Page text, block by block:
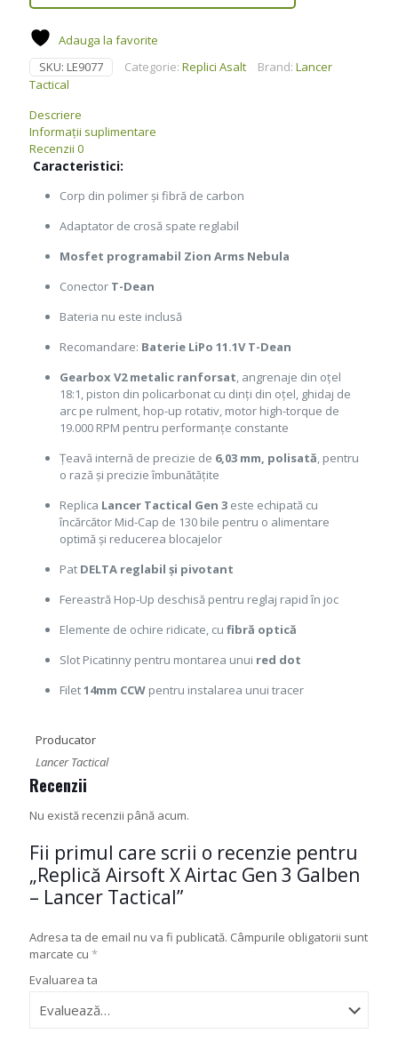
Adauga la favorite
SKU: LE9077 Categorie: Replici Asalt Brand: Lancer
Tactical
Descriere
Informații suplimentare
Recenzii 0
Caracteristici:
Corp din polimer și fibră de carbon
Adaptator de crosă spate reglabil
Mosfet programabil Zion Arms Nebula
Conector T-Dean
Bateria nu este inclusă
Recomandare: Baterie LiPo 11.1V T-Dean
Gearbox V2 metalic ranforsat, angrenaje din oțel
18:1, piston din policarbonat cu dinți din oțel, ghidaj de
arc pe rulment, hop-up rotativ, motor high-torque de
19.000 RPM pentru performanțe constante
Țeavă internă de precizie de 6,03 mm, polisată, pentru
o rază și precizie îmbunătățite
Replica Lancer Tactical Gen 3este echipată cu
încărcător Mid-Cap de 130 bile pentru o alimentare
optimă și reducerea blocajelor
Pat DELTA reglabil și pivotant
Fereastră Hop-Up deschisă pentru reglaj rapid în joc
Elemente de ochire ridicate, cu fibră optică
Slot Picatinny pentru montarea unui red dot
Filet14mm CCWpentru instalarea unui tracer
Producator
Lancer Tactical
Recenzii
Nu există recenzii până acum.
Fii primul care scrii o recenzie pentru
„Replică Airsoft X Airtac Gen 3 Galben
– Lancer Tactical”
Adresa ta de email nu va fi publicată. Câmpurile obligatorii sunt
marcate cu *
Evaluarea ta